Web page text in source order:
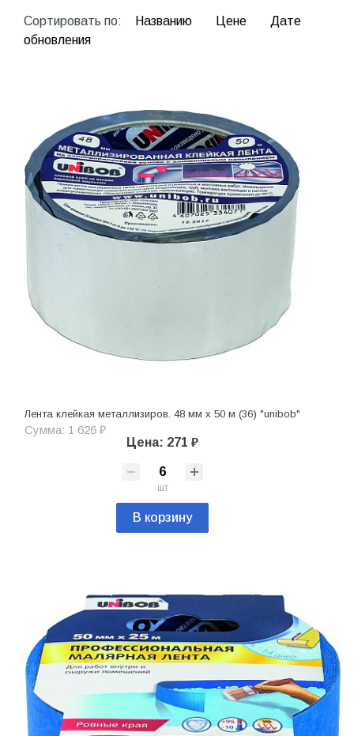
Сортировать по: Названию Цене
Дате
обновления
Лента клейкая металлизиров. 48 мм х 50 м (36) "unibob"
Сумма: 1 626 ₽
Цена: 271 ₽
шт
В корзину